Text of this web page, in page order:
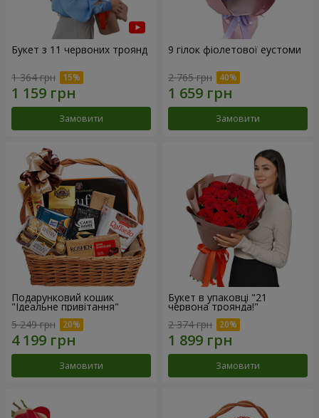
Букет з 11 червоних троянд
1 364 грн
Замовити
9 гілок фіолетової еустоми
2 765 грн
Замовити
Подарунковий кошик
"Ідеальне привітання"
5 249 грн
Замовити
Букет в упаковці "21
червона троянда!"
2 374 грн
Замовити